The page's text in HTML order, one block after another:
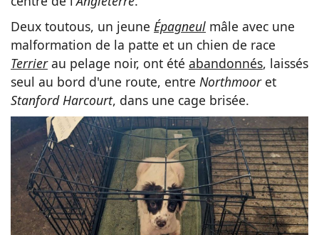
Deux toutous, un jeune Épagneul mâle avec une
malformation de la patte et un chien de race
Terrierau pelage noir, ont été abandonnés, laissés
seul au bord d'une route, entre Northmooret
Stanford Harcourt, dans une cage brisée.